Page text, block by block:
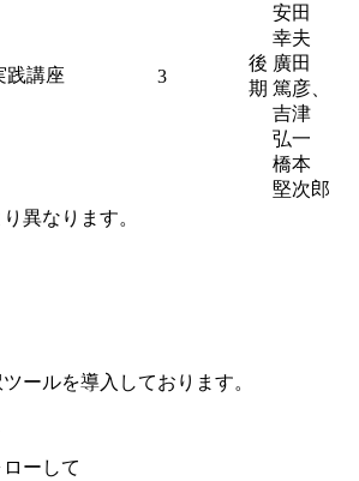
践講座 3
後
期
安田
幸夫
廣田
篤彦、
吉津
弘一
橋本
堅次郎
異なります。
ールを導入しております。
ーして